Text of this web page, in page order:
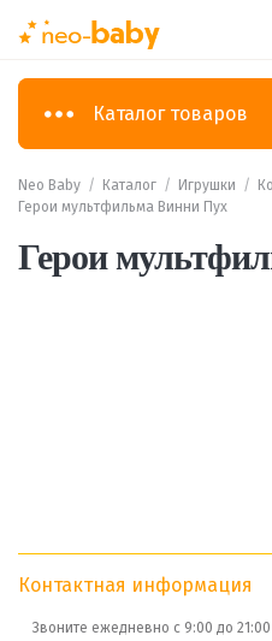
Каталог товаров
Neo Baby / Каталог / Игрушки /
Герои мультфильма Винни Пух
Герои
Контактная информация
Звоните ежедневно с 9:00 до 21:00